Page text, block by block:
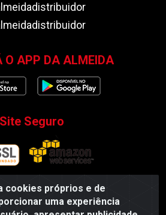
cookies próprios e de
uma experiência
O APP DA ALMEIDA
Site Seguro
- Rodovia BR 104, S/N, Centro -